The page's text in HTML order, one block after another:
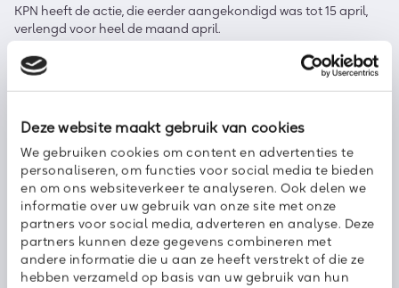
Deze website maakt gebruik van cookies
We gebruiken cookies om content en advertenties te
personaliseren, om functies voor social media te bieden
en om ons websiteverkeer te analyseren. Ook delen we
informatie over uw gebruik van onze site met onze
partners voor social media, adverteren en analyse. Deze
partners kunnen deze gegevens combineren met
andere informatie die u aan ze heeft verstrekt of die ze
hebben verzameld op basis van uw gebruik van hun
KPN heeft de actie, die eerder aangekondigd was tot 15 april,
verlengd voor heel de maand april.
Gedurende de g
worden de kosten voor mobiel
084*en 087-nummers worden wel in rekening gebracht).
Deel dit bericht met uw netwerk: